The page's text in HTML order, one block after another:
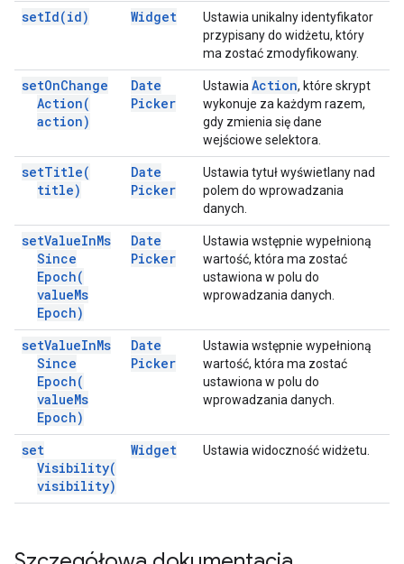
setId(id) Widget
Ustawia unikalny identyfikator
przypisany do widżetu, który
ma zostać zmodyfikowany.
setOnChange
Action(
action)
Date
Picker
Ustawia Action, które skrypt
wykonuje za każdym razem,
gdy zmienia się dane
wejściowe selektora.
setTitle(
title)
Date
Picker
Ustawia tytuł wyświetlany nad
polem do wprowadzania
danych.
setValueInMs
Since
Epoch(
valueMs
Epoch)
Date
Picker
Ustawia wstępnie wypełnioną
wartość, która ma zostać
ustawiona w polu do
wprowadzania danych.
setValueInMs
Since
Epoch(
valueMs
Epoch)
Date
Picker
Ustawia wstępnie wypełnioną
wartość, która ma zostać
ustawiona w polu do
wprowadzania danych.
set
Visibility(
visibility)
Widget Ustawia widoczność widżetu.